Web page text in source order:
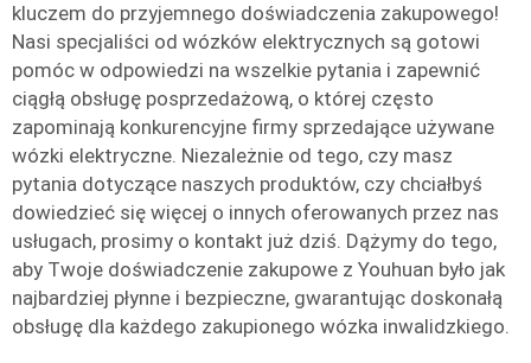
kluczem do przyjemnego doświadczenia zakupowego!
Nasi specjaliści od wózków elektrycznych są gotowi
pomóc w odpowiedzi na wszelkie pytania i zapewnić
ciągłą obsługę posprzedażową, o której często
zapominają konkurencyjne firmy sprzedające używane
wózki elektryczne. Niezależnie od tego, czy masz
pytania dotyczące naszych produktów, czy chciałbyś
dowiedzieć się więcej o innych oferowanych przez nas
usługach, prosimy o kontakt już dziś. Dążymy do tego,
aby Twoje doświadczenie zakupowe z Youhuan było jak
najbardziej płynne i bezpieczne, gwarantując doskonałą
obsługę dla każdego zakupionego wózka inwalidzkiego.